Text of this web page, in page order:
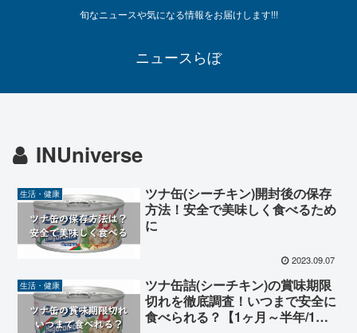
旬なニュースや気になる情報をお届けします!!!
ニュースらぼ
INUniverse
生活・健康
ツナ缶(シーチキン)開封後の保存
方法！安全で美味しく食べるため
に
2023.09.07
生活・健康
ツナ缶詰(シーチキン)の賞味期限
切れを徹底調査！いつまで安全に
食べられる？【1ヶ月～半年/1年/3